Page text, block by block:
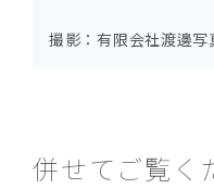
撮影：有限会社渡邊写
併せてご覧く